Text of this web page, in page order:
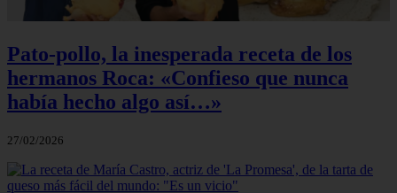
Pato-pollo, la inesperada receta de los
hermanos Roca: «Confieso que nunca
había hecho algo así…»
27/02/2026